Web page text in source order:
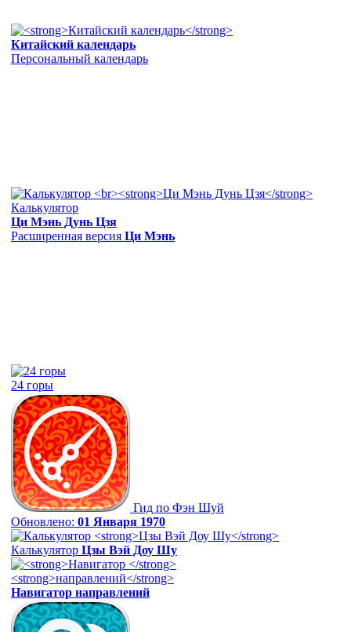
Китайский календарь
Персональный календарь
Калькулятор
Ци Мэнь Дунь Цзя
Расширенная версия Ци Мэнь
24 горы
Гид по Фэн Шуй
Обновлено: 01 Января 1970
Калькулятор Цзы Вэй Доу Шу
Навигатор направлений